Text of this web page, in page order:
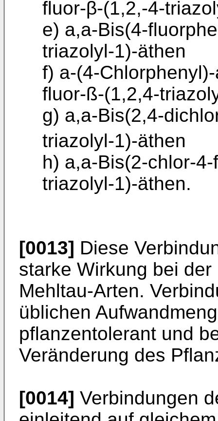
fluor-β-(1,2,-4-
e) a,a-Bis(4-
triazolyl-1)-äthen
f) a-(4-
fluor-ß-(1,2,4-
g) a,a-Bis(2,4-
triazolyl-1)-äthen
h) a,a-Bis(2-chlor-
triazolyl-1)-äthen.
[0013] Diese
starke Wirkung bei
Mehltau-Arten.
üblichen
pflanzentolerant und
Veränderung des
[0014] Verbindungen